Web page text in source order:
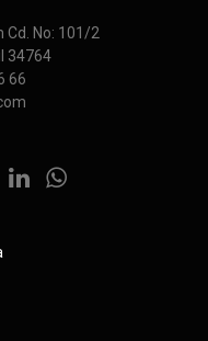
No: 101/2
34764
66
LinkedInWhatsApp